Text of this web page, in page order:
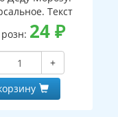
Текст
24₽
+